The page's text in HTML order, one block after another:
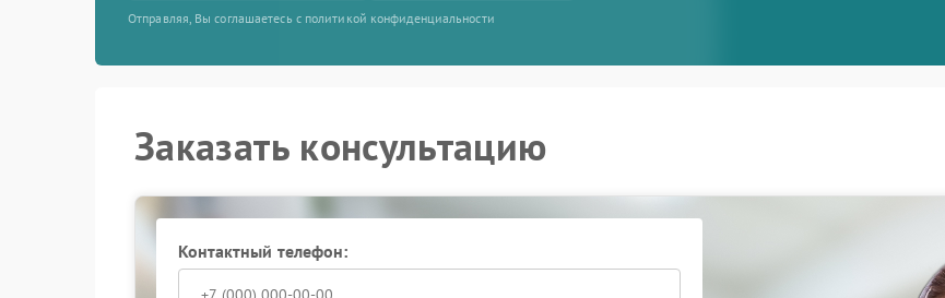
Отправляя, Вы соглашаетесь с политикой конфиденциальности
Заказать консультацию
Контактный телефон: